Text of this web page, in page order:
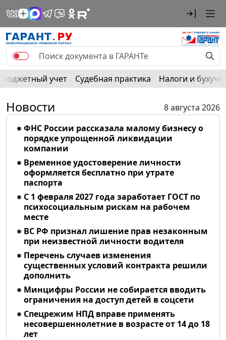
Бюджетный учет Судебная практика Налоги и
Новости
8 августа 2026
ФНС России рассказала малому бизнесу о
порядке упрощенной ликвидации
компании
Временное удостоверение личности
оформляется бесплатно при утрате
паспорта
С 1 февраля 2027 года заработает ГОСТ по
психосоциальным рискам на рабочем
месте
ВС РФ признал лишение прав незаконным
при неизвестной личности водителя
Перечень случаев изменения
существенных условий контракта решили
дополнить
Минцифры России не собирается вводить
ограничения на доступ детей в соцсети
Спецрежим НПД вправе применять
несовершеннолетние в возрасте от 14 до 18
лет